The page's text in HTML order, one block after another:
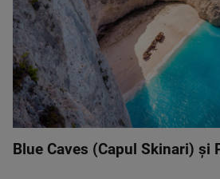
Blue Caves (Capul Skinari) și